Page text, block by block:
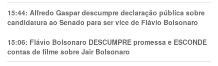
15:44: Alfredo Gaspar descumpre declaração pública sobre
candidatura ao Senado para ser vice de Flávio Bolsonaro
15:06: Flávio Bolsonaro DESCUMPRE promessa e ESCONDE
contas de filme sobre Jair Bolsonaro